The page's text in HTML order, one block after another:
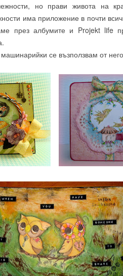
но прави живота на
има приложение в почти
през албумите и Projekt life
се възползвам от